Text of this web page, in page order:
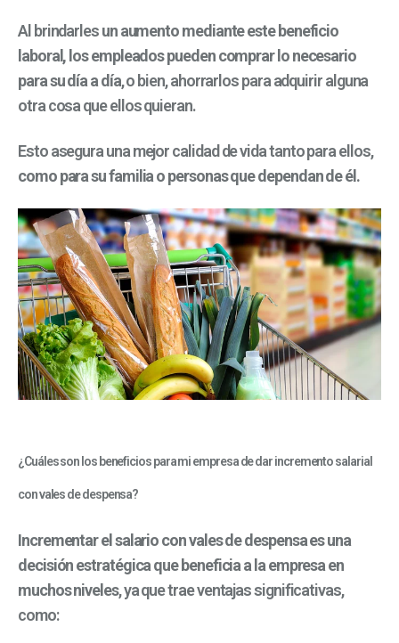
Al brindarlesun aumento mediante este beneficio
laboral, los empleados pueden comprar lo necesario
para su día a día, o bien, ahorrarlos para adquirir alguna
otra cosa que ellos quieran.
Esto asegura una mejor calidad de vida tanto para ellos,
como para su familia o personas que dependan de él.
¿Cuáles son los beneficios para mi empresa de dar incremento salarial
con vales de despensa?
Incrementar el salario con vales de despensa es una
decisión estratégica que beneficia a la empresa en
muchos niveles, ya que trae ventajas significativas,
como: